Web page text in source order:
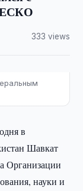
333 views
в
Шавкат
Организации
науки и